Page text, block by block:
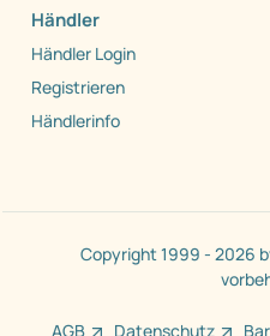
Händler
Händler Login
Registrieren
Händlerinfo
Copyright 1999 - 2026
AGB Datenschutz